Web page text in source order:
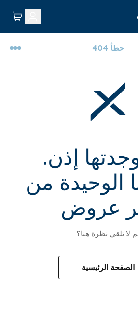
خطأ 404
إذن.
الوحيدة من
عروض
لا تلقي نظرة هنا؟
الصفحة الرئيسية